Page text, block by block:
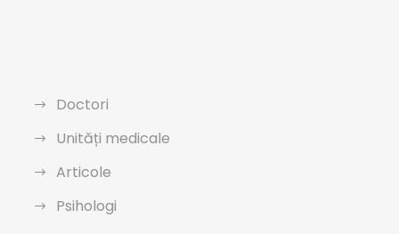
Doctori
Unități medicale
Articole
Psihologi